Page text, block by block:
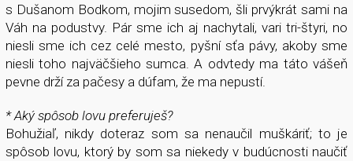
s Dušanom Bodkom, mojim susedom, šli prvýkrát sami na
Váh na podustvy. Pár sme ich aj nachytali, vari tri-štyri, no
niesli sme ich cez celé mesto, pyšní sťa pávy, akoby sme
niesli toho najväčšieho sumca. A odvtedy ma táto vášeň
pevne drží za pačesy a dúfam, že ma nepustí.
* Aký spôsob lovu preferuješ?
Bohužiaľ, nikdy doteraz som sa nenaučil muškáriť; to je
spôsob lovu, ktorý by som sa niekedy v budúcnosti naučiť